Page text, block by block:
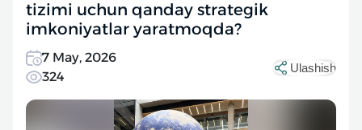
tizimi uchun qanday strategik
imkoniyatlar yaratmoqda?
7 May, 2026
324
Ulashish